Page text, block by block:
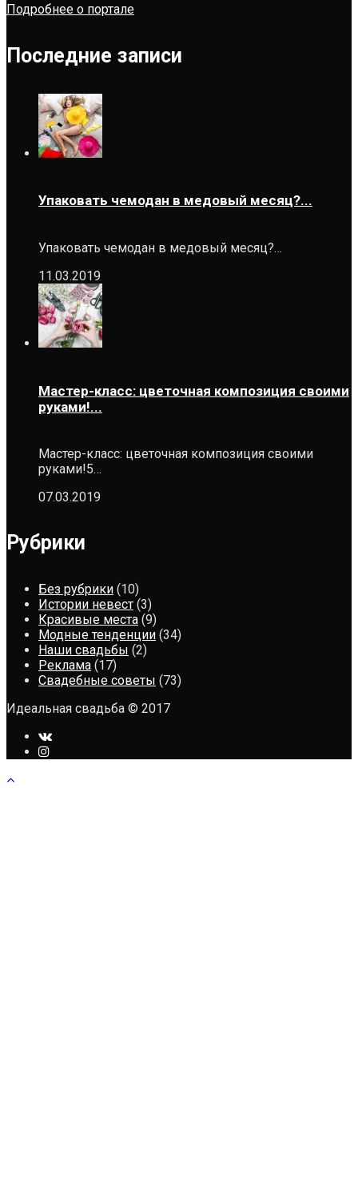
Подробнее о портале
Последние записи
Упаковать чемодан в медовый месяц?...
Упаковать чемодан в медовый месяц?…
11.03.2019
Мастер-класс: цветочная композиция своими
руками!...
Мастер-класс: цветочная композиция своими
руками!5…
07.03.2019
Рубрики
Без рубрики (10)
Истории невест (3)
Красивые места (9)
Модные тенденции (34)
Наши свадьбы (2)
Реклама (17)
Свадебные советы (73)
Идеальная свадьба © 2017